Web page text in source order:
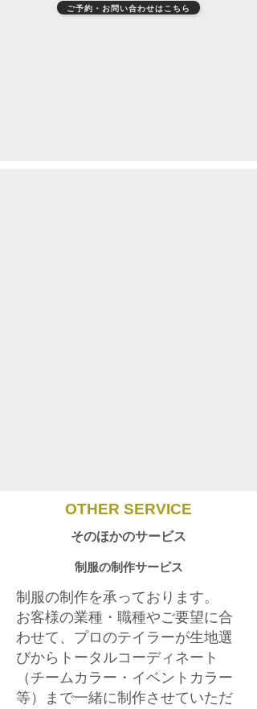
ご予約・お問い合わせはこちら
​OTHER SERVICE
そのほかのサービス
制服の制作サービス
制服の制作を承っております。
お客様の業種・職種やご要望に合
わせて、プロのテイラーが生地選
びからトータルコーディネート
（チームカラー・イベントカラー
等）まで一緒に制作させていただ